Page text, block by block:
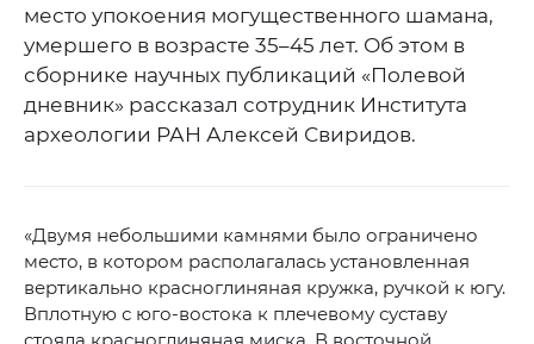
место упокоения могущественного шамана,
умершего в возрасте 35–45 лет. Об этом в
сборнике научных публикаций «Полевой
дневник» рассказал сотрудник Института
археологии РАН Алексей Свиридов.
«Двумя небольшими камнями было ограничено
место, в котором располагалась установленная
вертикально красноглиняная кружка, ручкой к югу.
Вплотную с юго-востока к плечевому суставу